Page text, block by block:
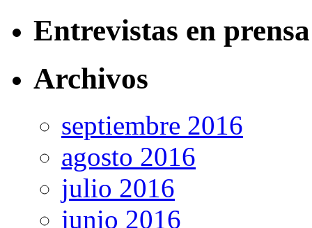
Entrevistas en
Archivos
septiembre 2016
agosto 2016
julio 2016
junio 2016